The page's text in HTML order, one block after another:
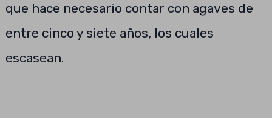
que hace necesario contar con agaves de
entre cinco y siete años, los cuales
escasean.